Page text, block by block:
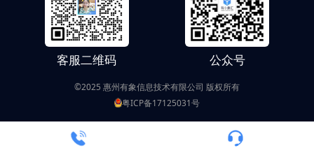
客服二维码 公众号
©2025 惠州有象信息技术有限公司 版权所有
粤ICP备17125031号